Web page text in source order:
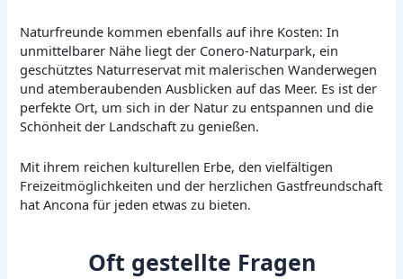
Naturfreunde kommen ebenfalls auf ihre Kosten: In
unmittelbarer Nähe liegt der Conero-Naturpark, ein
geschütztes Naturreservat mit malerischen Wanderwegen
und atemberaubenden Ausblicken auf das Meer. Es ist der
perfekte Ort, um sich in der Natur zu entspannen und die
Schönheit der Landschaft zu genießen.
Mit ihrem reichen kulturellen Erbe, den vielfältigen
Freizeitmöglichkeiten und der herzlichen Gastfreundschaft
hat Ancona für jeden etwas zu bieten.
Oft gestellte Fragen